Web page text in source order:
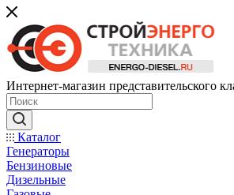
Интернет-магазин представительского
Каталог
Генераторы
Бензиновые
Дизельные